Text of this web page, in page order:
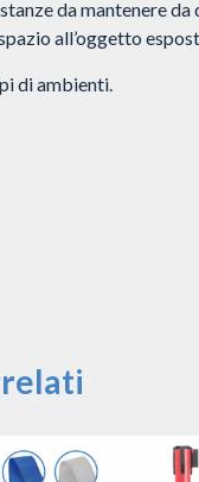
da mantenere
all’oggetto
di ambienti.